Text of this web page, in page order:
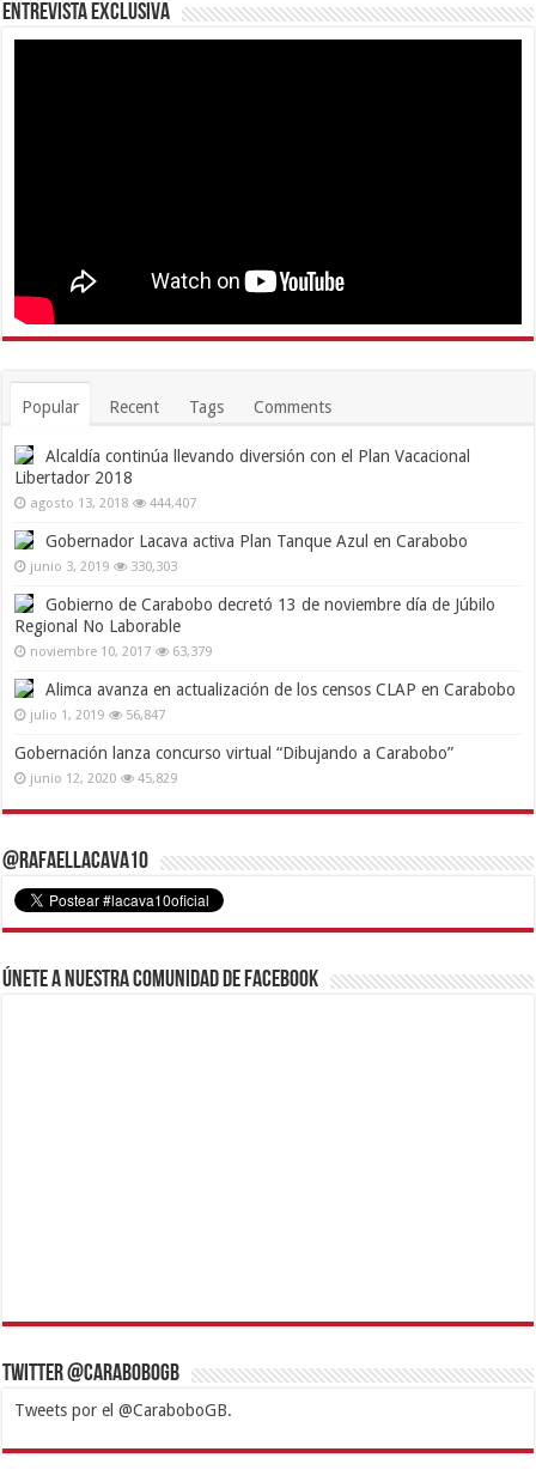
Entrevista Exclusiva
Popular Recent Tags Comments
Alcaldía continúa llevando diversión con el Plan Vacacional
Libertador 2018
agosto 13, 2018 444,407
Gobernador Lacava activa Plan Tanque Azul en Carabobo
junio 3, 2019 330,303
Gobierno de Carabobo decretó 13 de noviembre día de Júbilo
Regional No Laborable
noviembre 10, 2017 63,379
Alimca avanza en actualización de los censos CLAP en Carabobo
julio 1, 2019 56,847
Gobernación lanza concurso virtual “Dibujando a Carabobo”
junio 12, 2020 45,829
@RafaelLacava10
Únete a nuestra comunidad de Facebook
Twitter @CaraboboGB
Tweets por el @CaraboboGB.
1xbetBetturkeyBetistKralbetSupertotobetTipobetMatadorbetMariobet
https://mvbcasino.com/